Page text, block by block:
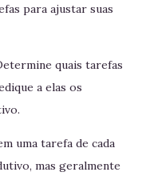
para ajustar suas
quais tarefas
a elas os
uma tarefa de cada
mas geralmente